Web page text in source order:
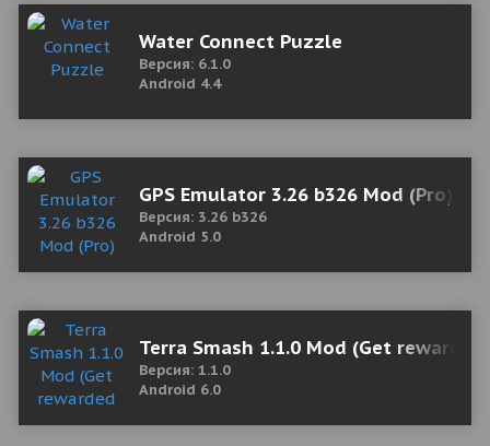
Water Connect Puzzle
Версия: 6.1.0
Android 4.4
GPS Emulator 3.26 b326 Mod (Pro)
Версия: 3.26 b326
Android 5.0
Terra Smash 1.1.0 Mod (Get
Версия: 1.1.0
Android 6.0